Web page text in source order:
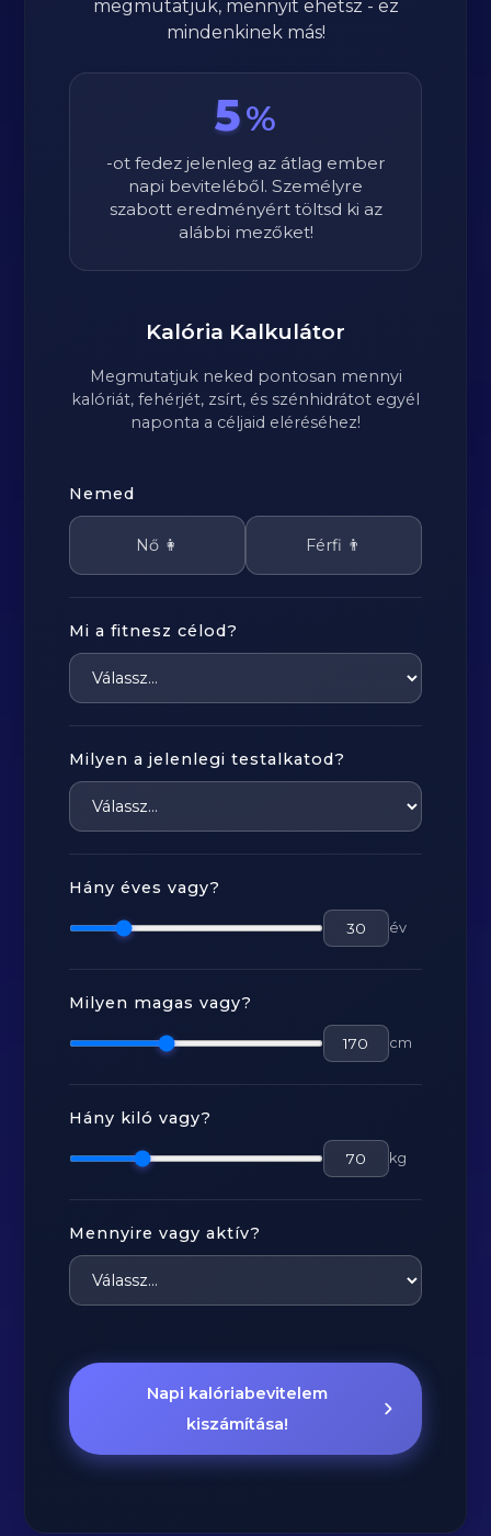
megmutatjuk, mennyit ehetsz - ez
mindenkinek más!
5%
-ot fedez jelenleg az átlag ember
napi beviteléből. Személyre
szabott eredményért töltsd ki az
alábbi mezőket!
Kalória Kalkulátor
Megmutatjuk neked pontosan mennyi
kalóriát, fehérjét, zsírt, és szénhidrátot egyél
naponta a céljaid eléréséhez!
Nemed
Nő 👩 Férfi 👨
Mi a fitnesz célod?
Milyen a jelenlegi testalkatod?
Hány éves vagy?
év
Milyen magas vagy?
cm
Hány kiló vagy?
kg
Mennyire vagy aktív?
Napi kalóriabevitelem
kiszámítása!